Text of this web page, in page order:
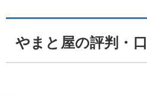
やまと屋の評判・